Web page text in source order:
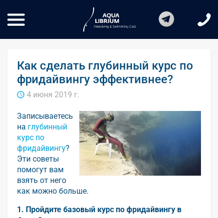
Как сделать глубинный курс по
фридайвингу эффективнее?
4 июня 2019 г.
Записываетесь
на глубинный
курс по
фридайвингу?
Эти советы
помогут вам
взять от него
как можно больше.
1. Пройдите базовый курс по фридайвингу в